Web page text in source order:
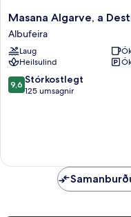
Masana
Algarve,
a
Destination
by
Hyatt
Albufeira
Masana Algarve, a
Albufeira
Laug
Heilsulind
9.6
af
9,6 Stórkostlegt
125 umsagnir